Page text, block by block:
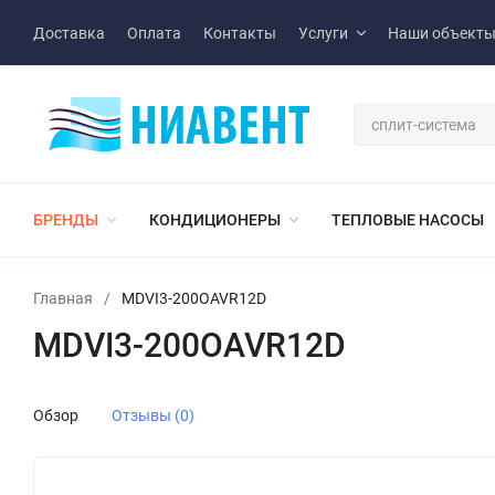
Доставка Оплата Контакты Услуги Наши объекты
БРЕНДЫ КОНДИЦИОНЕРЫ ТЕПЛОВЫЕ НАСОСЫ
Главная / MDVI3-200OAVR12D
MDVI3-200OAVR12D
Обзор Отзывы (0)